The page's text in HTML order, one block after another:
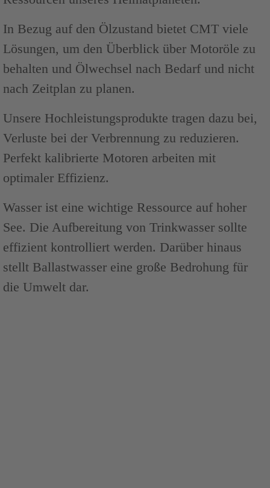
In Bezug auf den Ölzustand bietet CMT viele
Lösungen, um den Überblick über Motoröle zu
behalten und Ölwechsel nach Bedarf und nicht
nach Zeitplan zu planen.
Unsere Hochleistungsprodukte tragen dazu bei,
Verluste bei der Verbrennung zu reduzieren.
Perfekt kalibrierte Motoren arbeiten mit
optimaler Effizienz.
Wasser ist eine wichtige Ressource auf hoher
See. Die Aufbereitung von Trinkwasser sollte
effizient kontrolliert werden. Darüber hinaus
stellt Ballastwasser eine große Bedrohung für
die Umwelt dar.